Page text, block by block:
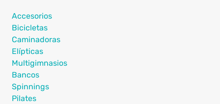
Accesorios
Bicicletas
Caminadoras
Elípticas
Multigimnasios
Bancos
Spinnings
Pilates